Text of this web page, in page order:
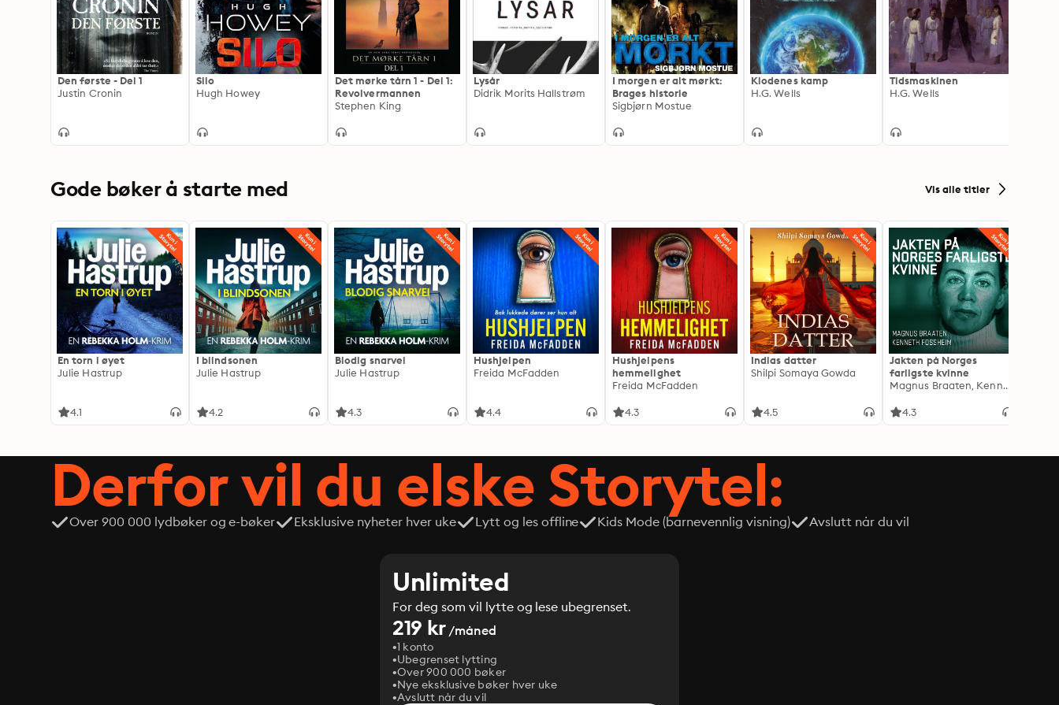
Den første - Del 1
Justin Cronin
Silo
Hugh Howey
Det mørke tårn 1 - Del 1:
Revolvermannen
Stephen King
Lysår
Didrik Morits Hallstrøm
I morgen er alt mørkt:
Brages historie
Sigbjørn Mostue
Klodenes kamp
H.G. Wells
Tidsmaskinen
H.G. Wells
Gode bøker å starte med Vis alle titler
En torn i øyet
Julie Hastrup
4.1
I blindsonen
Julie Hastrup
4.2
Blodig snarvei
Julie Hastrup
4.3
Hushjelpen
Freida McFadden
4.4
Hushjelpens
hemmelighet
Freida McFadden
4.3
Indias datter
Shilpi Somaya Gowda
4.5
Jakten på Norges
farligste kvinne
Magnus Braaten, Kenneth Fossheim
4.3
Derfor vil du elske Storytel:
Over 900 000 lydbøker og e-bøker Eksklusive nyheter hver uke Lytt og les offline Kids Mode (barnevennlig visning) Avslutt når du vil
Unlimited
For deg som vil lytte og lese ubegrenset.
219 kr/måned
1 konto
Ubegrenset lytting
Over 900 000 bøker
Nye eksklusive bøker hver uke
Avslutt når du vil